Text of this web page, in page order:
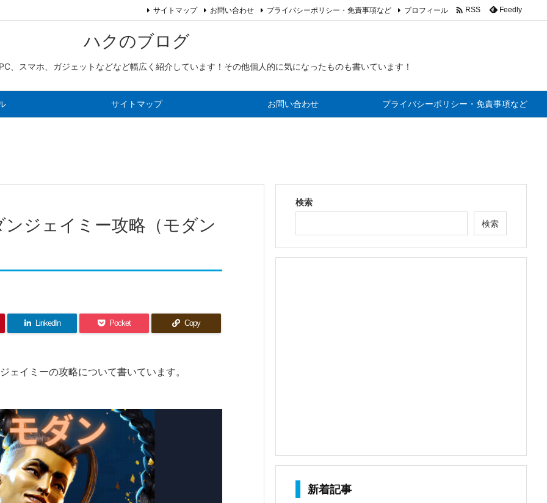
ハクのブログ
、スマホ、ガジェットなどなど幅広く紹介しています！その他個人的に気になったものも書いています！
サイトマップ お問い合わせ プライバシーポリシー・免責事項など
サイトマップ お問い合わせ プライバシーポリシー・免責事項など プロフィール  RSS Feedly
ンジェイミー攻略（モダン
LinkedIn Pocket Copy
ェイミーの攻略について書いています。
検索
検索
新着記事